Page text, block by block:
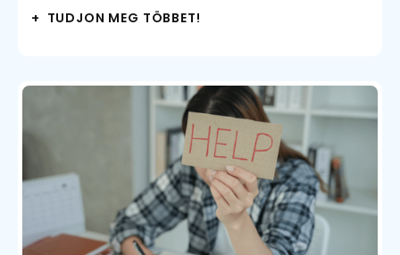
+ TUDJON MEG TÖBBET!